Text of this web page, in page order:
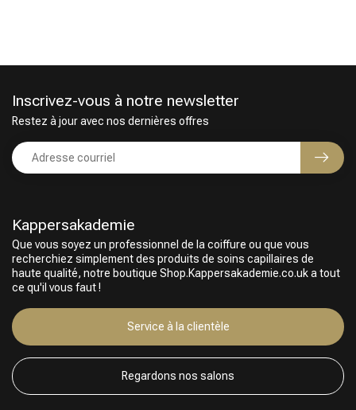
Kappersakademie
Que vous soyez un professionnel de la coiffure ou que vous
recherchiez simplement des produits de soins capillaires de
haute qualité, notre boutique Shop.Kappersakademie.co.uk a tout
ce qu'il vous faut !
Service à la clientèle
Regardons nos salons
Inscrivez-vous à notre newsletter
Restez à jour avec nos dernières offres